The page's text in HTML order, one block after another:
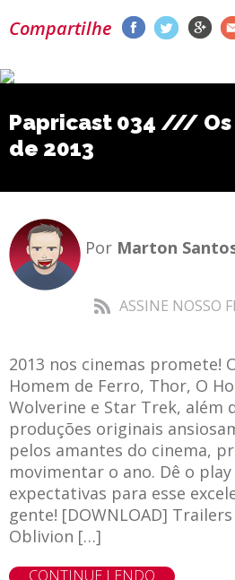
Compartilhe
Papricast 034 ///
de 2013
Por Marton
ASSINE NOSSO
2013 nos cinemas promete!
Homem de Ferro, Thor, O
Wolverine e Star Trek, além
produções originais
pelos amantes do cinema,
movimentar o ano. Dê o
expectativas para esse
gente! [DOWNLOAD]
Oblivion […]
CONTINUE LENDO